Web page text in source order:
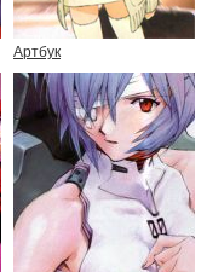
Артбук